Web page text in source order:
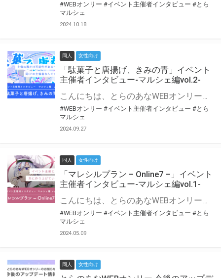
#WEBオンリー #イベント主催者インタビュー #とら
マルシェ
2024.10.18
同人 女性向け
「駄菓子と唐揚げ、きみの青」イベント
主催者インタビュー-マルシェ編vol.2-
こんにちは、とらのあなWEBオンリー運営スタッフです。 新たにお届けする、イベント主催者インタビュー-マルシェ編-は、 とらのあなWEBオンリー「マルシェ」をご利用の主催様に 「マルシェ」を使ってイベントを開催した感想や心がけをお聞きする企画です。 今回は、WEBオンリー初開催「駄菓子と唐揚げ、きみの青」より、 主催のぎこ六屋様にお話を伺いました。 協力：ぎこ六屋様／イベント公式Twitter（@krkgwks） とらのあなWEBオンリー「マルシェ」とは？ WEBオンリーでリアルタイムでコミュニケーションがとれるオンライン会場です。
#WEBオンリー #イベント主催者インタビュー #とら
マルシェ
2024.09.27
同人 女性向け
「マレシルプラン – Online7 –」イベント
主催者インタビュー-マルシェ編vol.1-
こんにちは、とらのあなWEBオンリー運営スタッフです。 新たにお届けする、イベント主催者インタビュー-マルシェ編-は、 とらのあなWEBオンリー「マルシェ」をご利用した主催様に 「マルシェ」を使って開催した感想や心がけをお聞きする企画です。 今回は、WEBオンリー開催7回目迎えた「マレシルプラン – Online7 –」より、 主催の玉川うた様にお話を伺いました。 ▼マレシルプランのインタビュー前回記事 「イベント主催者インタビュー vol.6」はこちら 協力：玉川うた様（マレシルプラン実行委員会 代表）／イベント公式Twitter（@mallesil_plan） とらのあなWEBオンリー「マルシェ」とは？ WEBオンリーでリアルタイムでコミュニケーションがとれるオンライン会場です。
#WEBオンリー #イベント主催者インタビュー #とら
マルシェ
2024.05.09
同人 女性向け